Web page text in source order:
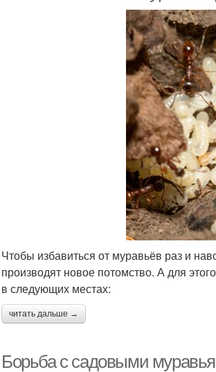
Муравьи на экологию
Кислота для муравьёв
Чтобы избавиться от муравьёв раз и
производят новое потомство. А для
в следующих местах:
читать дальше →
Борьба с садовыми